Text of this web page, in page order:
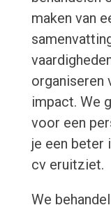
maken van
organiseren
impact. We
voor een
je een beter
cv eruitziet.
We